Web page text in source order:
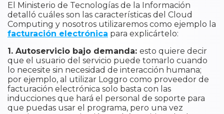
El Ministerio de Tecnologías de la Información
detalló cuáles son las características del Cloud
Computing y nosotros utilizaremos como ejemplo la
facturación electrónica para explicártelo:
1. Autoservicio bajo demanda: esto quiere decir
que el usuario del servicio puede tomarlo cuando
lo necesite sin necesidad de interacción humana;
por ejemplo, al utilizar Loggro como proveedor de
facturación electrónica solo basta con las
inducciones que hará el personal de soporte para
que puedas usar el programa, pero una vez